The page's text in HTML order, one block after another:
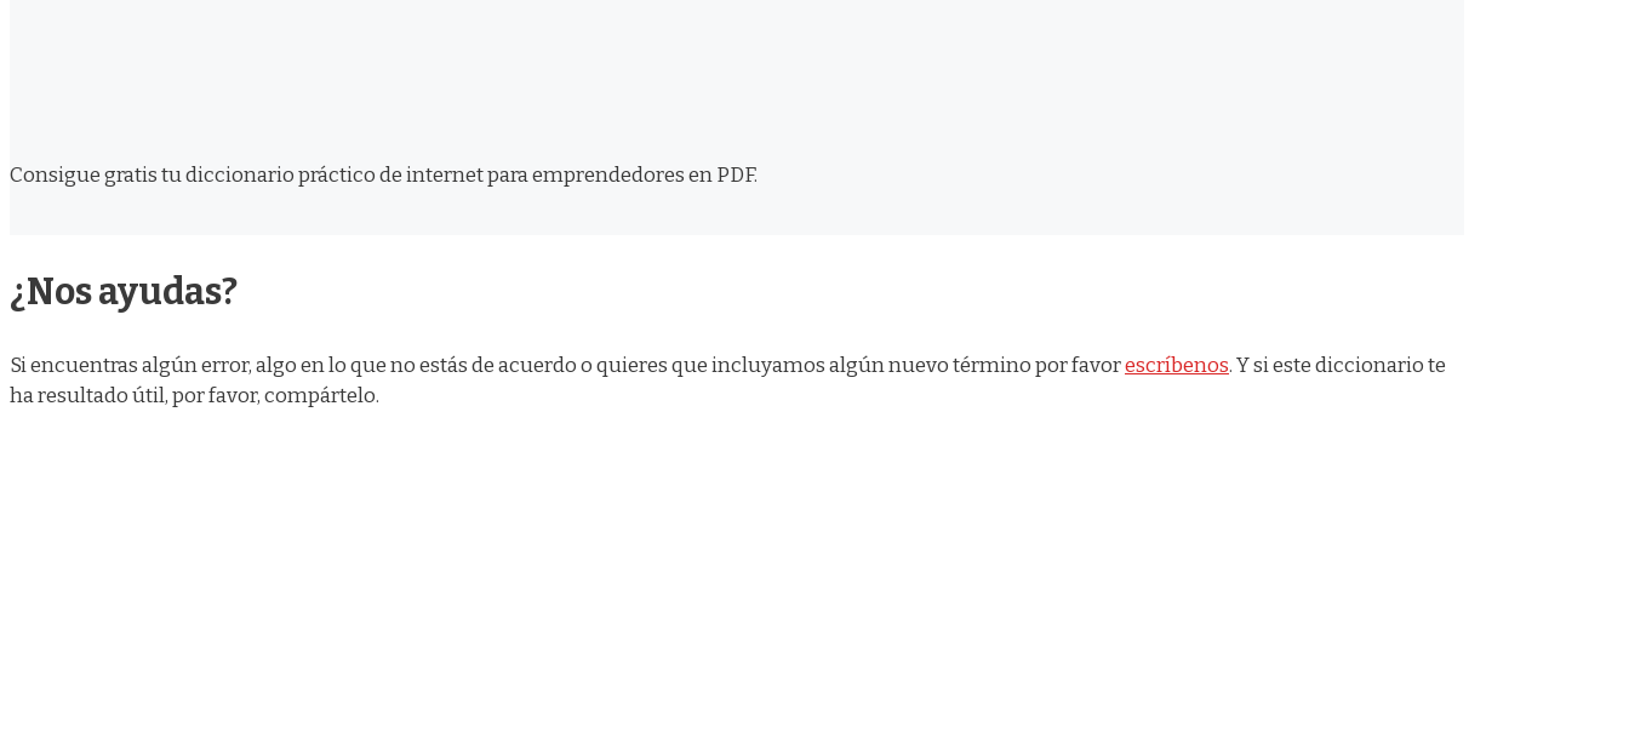
Consigue gratis tu diccionario práctico de internet para emprendedores en PDF.
¿Nos ayudas?
Si encuentras algún error, algo en lo que no estás de acuerdo o quieres que incluyamos algún nuevo término por favorescríbenos. Y si este diccionario te
ha resultado útil, por favor, compártelo.